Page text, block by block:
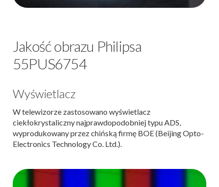
Jakość obrazu Philipsa
55PUS6754
Wyświetlacz
W telewizorze zastosowano wyświetlacz
ciekłokrystaliczny najprawdopodobniej typu ADS,
wyprodukowany przez chińską firmę BOE (Beijing Opto-
Electronics Technology Co. Ltd.).